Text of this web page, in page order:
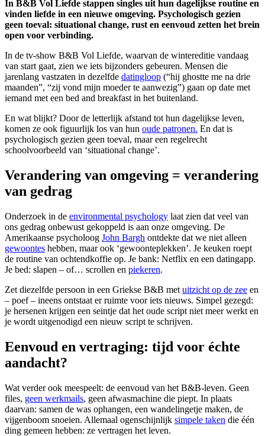
In B&B Vol Liefde stappen singles uit hun dagelijkse routine en
vinden liefde in een nieuwe omgeving. Psychologisch gezien
geen toeval: situational change, rust en eenvoud zetten het brein
open voor verbinding.
In de tv-show B&B Vol Liefde, waarvan de wintereditie vandaag
van start gaat, zien we iets bijzonders gebeuren. Mensen die
jarenlang vastzaten in dezelfde datingloop (“hij ghostte me na drie
maanden”, “zij vond mijn moeder te aanwezig”) gaan op date met
iemand met een bed and breakfast in het buitenland.
En wat blijkt? Door de letterlijk afstand tot hun dagelijkse leven,
komen ze ook figuurlijk los van hun oude patronen. En dat is
psychologisch gezien geen toeval, maar een regelrecht
schoolvoorbeeld van ‘situational change’.
Verandering van omgeving = verandering
van gedrag
Onderzoek in de environmental psychology laat zien dat veel van
ons gedrag onbewust gekoppeld is aan onze omgeving. De
Amerikaanse psycholoog John Bargh ontdekte dat we niet alleen
gewoontes hebben, maar ook ‘gewoonteplekken’. Je keuken roept
de routine van ochtendkoffie op. Je bank: Netflix en een datingapp.
Je bed: slapen – of… scrollen en piekeren.
Zet diezelfde persoon in een Griekse B&B met uitzicht op de zee en
– poef – ineens ontstaat er ruimte voor iets nieuws. Simpel gezegd:
je hersenen krijgen een seintje dat het oude script niet meer werkt en
je wordt uitgenodigd een nieuw script te schrijven.
Eenvoud en vertraging: tijd voor échte
aandacht?
Wat verder ook meespeelt: de eenvoud van het B&B-leven. Geen
files, geen werkmails, geen afwasmachine die piept. In plaats
daarvan: samen de was ophangen, een wandelingetje maken, de
vijgenboom snoeien. Allemaal ogenschijnlijk simpele taken die één
ding gemeen hebben: ze vertragen het leven.